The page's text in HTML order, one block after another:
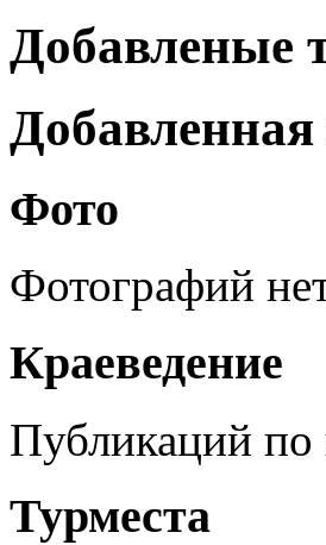
Добавленые
Фото
Фотографий
Краеведение
Публикаций по
Турместа